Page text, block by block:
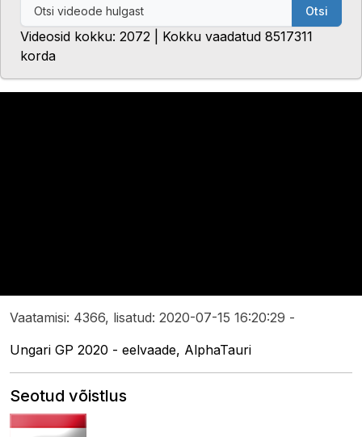
Otsi
Videosid kokku: 2072 | Kokku vaadatud 8517311
korda
Vaatamisi: 4366, lisatud: 2020-07-15 16:20:29 -
Ungari GP 2020 - eelvaade, AlphaTauri
Seotud võistlus